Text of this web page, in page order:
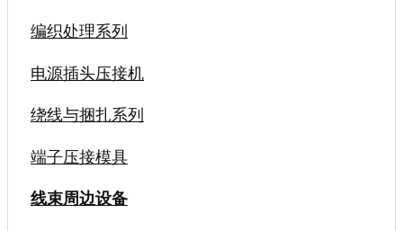
编织处理系列
电源插头压接机
绕线与捆扎系列
端子压接模具
线束周边设备